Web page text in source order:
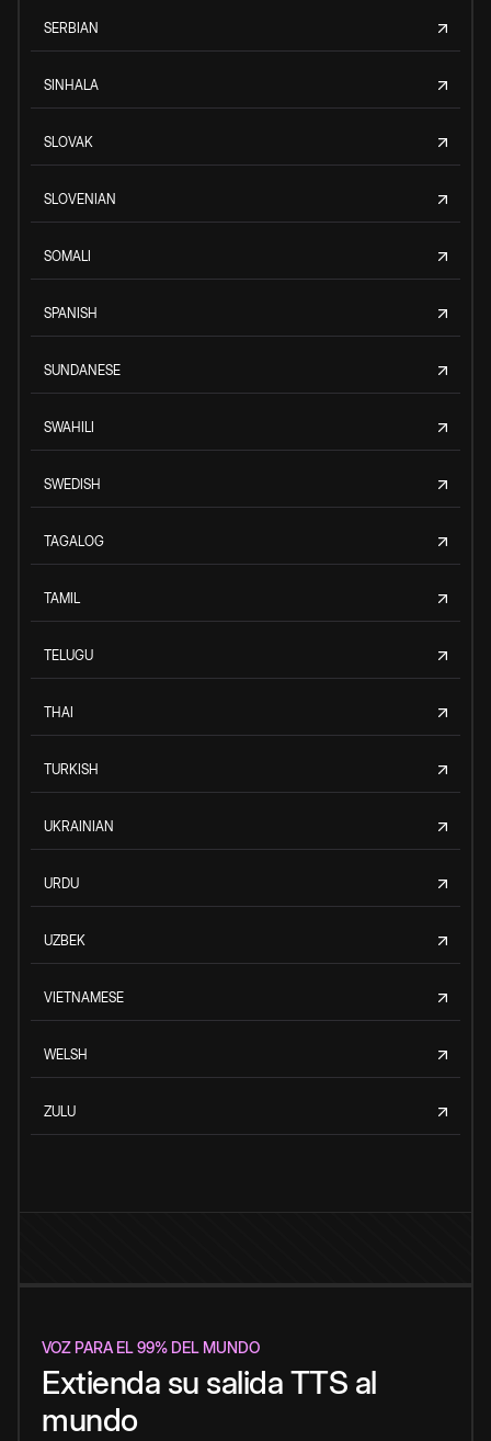
SERBIAN
SINHALA
SLOVAK
SLOVENIAN
SOMALI
SPANISH
SUNDANESE
SWAHILI
SWEDISH
TAGALOG
TAMIL
TELUGU
THAI
TURKISH
UKRAINIAN
URDU
UZBEK
VIETNAMESE
WELSH
ZULU
VOZ PARA EL 99% DEL MUNDO
Extienda su salida TTS al
mundo